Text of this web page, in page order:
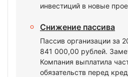
инвестиций в новые
Снижение пассива
Пассив организации за
841 000,00 рублей.
Компания выплатила
обязательств перед